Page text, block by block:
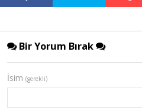
Bir Yorum Bırak
İsim (gerekli)